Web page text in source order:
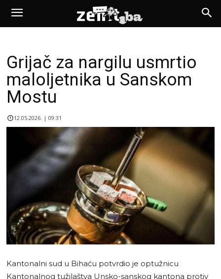
Grijač za nargilu usmrtio
maloljetnika u Sanskom
Mostu
12.05.2026. | 09:31
Kantonalni sud u Bihaću potvrdio je optužnicu
Kantonalnog tužilaštva Unsko-sanskog kantona protiv